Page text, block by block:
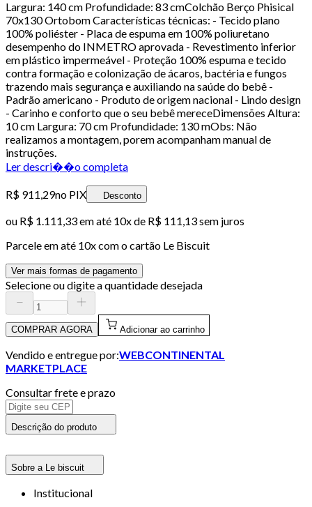
Largura: 140 cm Profundidade: 83 cmColchão Berço Phisical
70x130 Ortobom Características técnicas: - Tecido plano
100% poliéster - Placa de espuma em 100% poliuretano
desempenho do INMETRO aprovada - Revestimento inferior
em plástico impermeável - Proteção 100% espuma e tecido
contra formação e colonização de ácaros, bactéria e fungos
trazendo mais segurança e auxiliando na saúde do bebê -
Padrão americano - Produto de origem nacional - Lindo design
- Carinho e conforto que o seu bebê mereceDimensões Altura:
10 cm Largura: 70 cm Profundidade: 130 mObs: Não
realizamos a montagem, porem acompanham manual de
instruções.
Ler descri��o completa
R$ 911,29no PIX Desconto
ou R$ 1.111,33em até 10x de R$ 111,13 sem juros
Parcele em até 10x com o cartão Le Biscuit
Ver mais formas de pagamento
Selecione ou digite a quantidade desejada
COMPRAR AGORA Adicionar ao carrinho
Vendido e entregue por:WEBCONTINENTAL
MARKETPLACE
Consultar frete e prazo
Descrição do produto
Sobre a Le biscuit
Institucional